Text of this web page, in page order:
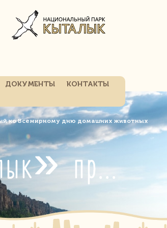
ДОКУМЕНТЫ
КОНТАКТЫ
ко Всемирному дню домашних животных
Специалисты Национального парка «Кыталык» провели для второклассников урок, приуроченный ко Всемирному дню домашних животных